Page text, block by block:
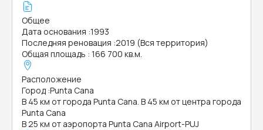
Общее
Дата основания :1993
Последняя реновация :2019 (Вся территория)
Общая площадь : 166 700 кв.м.
Расположение
Город :Punta Cana
В 45 км от города Punta Cana. В 45 км от центра города
Punta Cana
В 25 км от аэропорта Punta Cana Airport-PUJ